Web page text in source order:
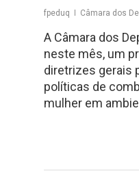
fpeduq Câmara dos
A Câmara dos
neste mês, um
diretrizes gerais
políticas de
mulher em